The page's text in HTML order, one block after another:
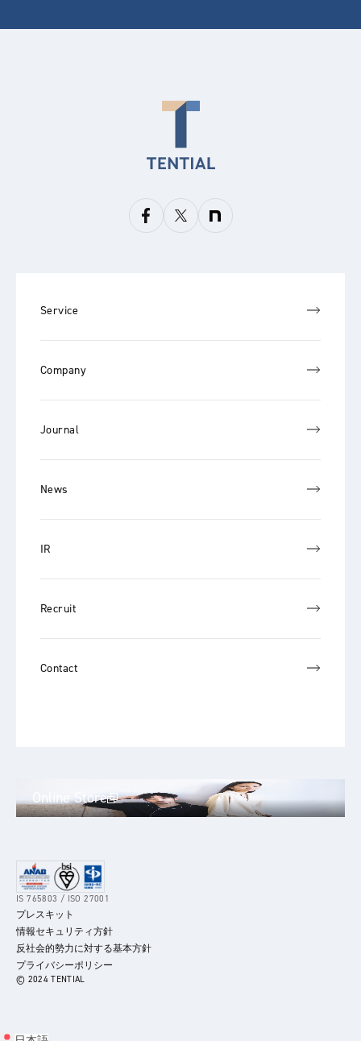
Service
Company
Journal
News
IR
Recruit
Contact
Online Store
IS 765803 / ISO 27001
プレスキット
情報セキュリティ方針
反社会的勢力に対する基本方針
プライバシーポリシー
© 2024 TENTIAL